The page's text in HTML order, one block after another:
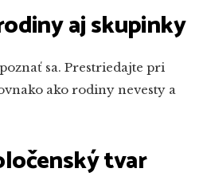
aj skupinky
sa. Prestriedajte pri
ako rodiny nevesty a
tvar